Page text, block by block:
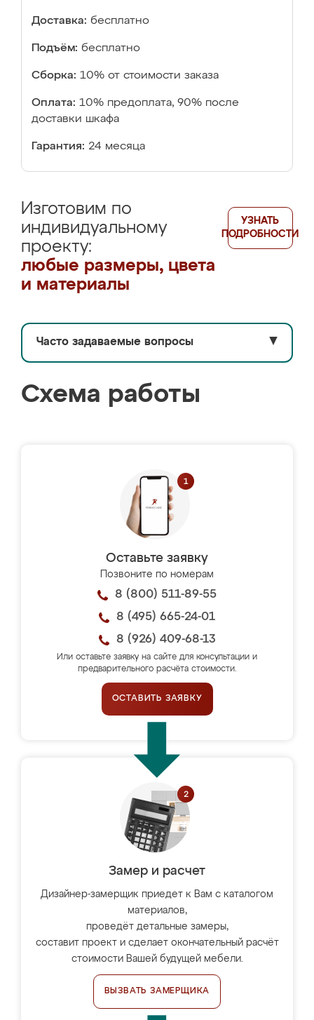
Доставка: бесплатно
Подъём: бесплатно
Сборка: 10% от стоимости заказа
Оплата: 10% предоплата, 90% после
доставки шкафа
Гарантия: 24 месяца
Изготовим по
индивидуальному
проекту:
любые размеры, цвета
и материалы
УЗНАТЬ
ПОДРОБНОСТИ
Часто задаваемые вопросы ▼
Схема работы
Оставьте заявку
Позвоните по номерам
8 (800) 511-89-55
8 (495) 665-24-01
8 (926) 409-68-13
Или оставьте заявку на сайте для консультации и
предварительного расчёта стоимости.
ОСТАВИТЬ ЗАЯВКУ
Замер и расчет
Дизайнер-замерщик приедет к Вам с каталогом
материалов,
проведёт детальные замеры,
составит проект и сделает окончательный расчёт
стоимости Вашей будущей мебели.
ВЫЗВАТЬ ЗАМЕРЩИКА